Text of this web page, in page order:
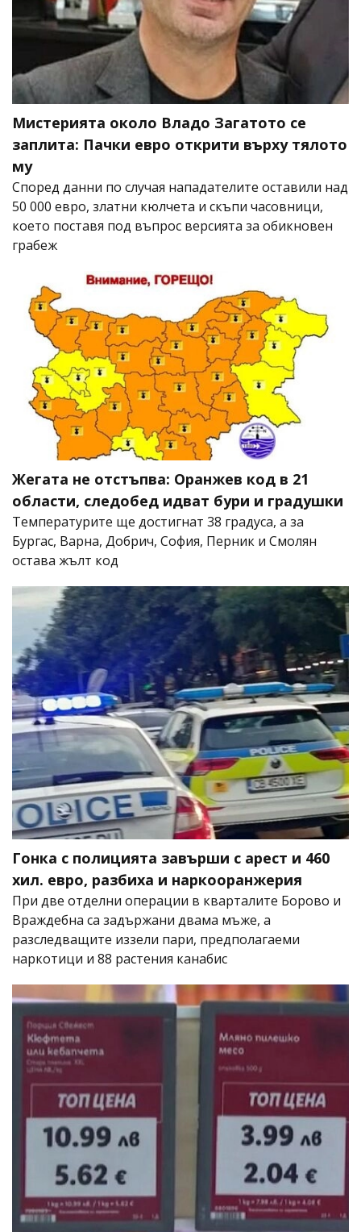
Мистерията около Владо Загатото се
заплита: Пачки евро открити върху тялото
му
Според данни по случая нападателите оставили над
50 000 евро, златни кюлчета и скъпи часовници,
което поставя под въпрос версията за обикновен
грабеж
Жегата не отстъпва: Оранжев код в 21
области, следобед идват бури и градушки
Температурите ще достигнат 38 градуса, а за
Бургас, Варна, Добрич, София, Перник и Смолян
остава жълт код
Гонка с полицията завърши с арест и 460
хил. евро, разбиха и наркооранжерия
При две отделни операции в кварталите Борово и
Враждебна са задържани двама мъже, а
разследващите иззели пари, предполагаеми
наркотици и 88 растения канабис